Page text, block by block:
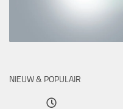
NIEUW & POPULAIR